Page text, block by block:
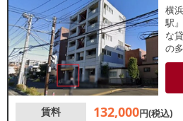
横
駅
な
の
上
る
ト
賃料 132,000円(税込)